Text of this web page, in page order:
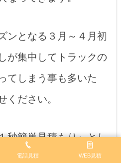
ンとなる３月～４月初
が集中してトラックの
てしまう事も多いた
ください。
秒簡単見積もり』とし
からお荷物を選択する
電話見積 WEB見積